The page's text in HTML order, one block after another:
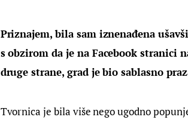
Priznajem, bila sam iznenađena
s obzirom da je na Facebook stranici
druge strane, grad je bio sablasno
Tvornica je bila više nego ugodno